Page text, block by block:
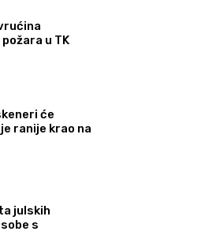
u TK
će
ranije krao na
julskih
s